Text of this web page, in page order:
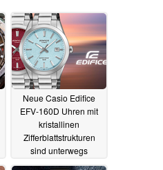
Neue Casio Edifice
EFV-160D Uhren mit
kristallinen
Zifferblattstrukturen
sind unterwegs
23.05.2026